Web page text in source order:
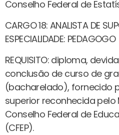
Conselho Federal de
CARGO 18: ANALISTA DE
ESPECIALIDADE: PEDAGOGO
REQUISITO: diploma,
conclusão de curso de
(bacharelado), fornecido
superior reconhecida pelo
Conselho Federal de
(CFEP).